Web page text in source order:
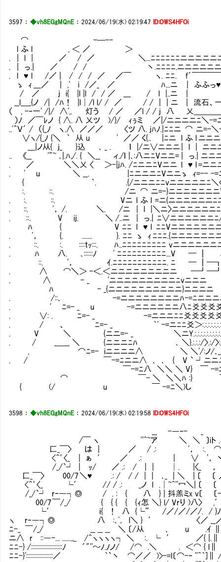
3597 ：◆vh8EGgMQnE ：2024/06/19(水) 02:19:47 ID:OWS4HFOi
⌒ -─--
l ふ l , ＜ ／ ＞
. | l | ／ / ／ ＼...ﾆﾆﾆﾆﾆﾆニニニニニニニ}'
. | っ.| ／ / / 丶.ﾆﾆﾆﾆ.ニニニニニニ=-/ニ
. l ♥ l /／ | / / / ／ ／￣ ヽ. ﾆﾆ. f´￣￣￣￣￣￣
ゝ ｨ ___／ | ,' i /／_ ／ ﾊ...ニ | ふふっ♥相変
/ ／ j i{ |l |l / / ／ ___ / l |..ニ |
__l＿_{ノ /| /ﾊ！ |l│/l l/ / ／ / / | | ニ | 流石、一発
（ , -‐一' /|/ ∧',. ㌘灯う㍉ / ／ ／l / / j 八 乂＿＿＿＿
）ﾉ ／￣ﾚノ { ∧. 八 乂ツ )/}/ ｨぅミⅥ ／|/ニニニニﾆ＼-=
..'＾Ｖ´ / （{_ﾉ ヽ.∧ ／／／ 〈ツ 八. ｊﾊﾉ.|ﾆﾆニ ⌒ ニ=-＼-
∨ヽ/{_ﾉ {＼ ｀ 从 u ' ／／ く{.. |ﾆニ l ふ l ニニニﾆ
___|ノ从{ j_ }込 ､ _ . ｌ |/ニ∨ニニニ | l | ニニニV
.. 《__ '"~ ､|.ﾊ,/. { ＼__ ィ./ｌ |､:八ニﾆVニニ= | っ.| ニニ
. ／ ＼＼乂 〈 ＞-|jﾊ. /ﾆニニﾆVニニ l ♥ l =ニニニ,-
. ' u ＼ __. |ﾆニニニﾆVニニゝ ｨ=-- -=ﾆ/ニ
{ ｀. .{/ニニニﾆﾆvニニニニニﾆ＼〈{ニ
:. ::. /ニ ⌒ ニ=-}ニニニニニニニV⌒-=
. :. ::. Vニ l ふ l =ニ{ニニニニニニﾆﾆ}ニ
. ::. '， /. ＼. /ニ | l |＼ニ〉ニニニニニニﾆ,ニ
. ::. V ij. ＼ /..ニ | っ.| ﾆ∨ニニニニニニﾆ/ニ
ﾊ { V ﾆﾆ l ♥ l ﾆﾆVニニニニニニニニニ
. '， {. ....... }. ﾆﾆ ゝ ｨ ﾆﾆﾆ.{ニニニニニニニニ
. ::. :. ::::tｯ:::. ﾊ..ﾆﾆﾆﾆﾆﾆﾆﾆﾆ vニニニニニニニ
. ﾊ 八. ､::::::ﾉ ' ﾆﾆﾆﾆﾆﾆﾆﾆﾆﾆ...V ━ ┃ ニニ
::. '， ｲ.ﾆﾆﾆﾆﾆﾆﾆﾆﾆﾆﾆ. ﾆ ━ ┃━┓
. ∧ ⌒＼＞ -＜.＜ニニニニニニニニニ
. ∧ - _ 'ニニニニニニニニニﾆvニニ
ﾊ - _{ニニニニニニニニニニ}ニニニ
. /::､ -=ニニニニニニニニﾊ-=ﾆニニニニﾆ
. ' ﾆ=- _ u -=ニニニニニニ八ﾆ爻爻爻爻ニ
. ∨: . ﾆ=- _ -=ニニニﾆﾆ爻爻爻爻爻／ニ＞
. / 、 ﾆ=- _ ｀ﾞ -=ニﾆﾆ爻＞
. V ＼ {ニニ=- _ ＼ニY.:.:.:.:.:.:.:.:.:.:./
. / _＿__ ＼ {ニニニﾆﾊ ､ ＼}.:.:.:/〉.:/〉://_ノ
, ⌒ﾆ=- iニニニニ∧ ＼ ＼'/:ノ/､_/__／
. / ￣-=ﾆニニ∧ ､ ､ { V ` ┘ニニニニニ
￣-=ﾆ八 ＼＼ ＼ V} ￣ -=ﾆニニニ
⌒ ￣- ＼ ＼＼ﾊ :} ￣-=ﾆニ
{ (/ u ￣ -=ﾆ＼)し ￣-=ﾆ
3598 ：◆vh8EGgMQnE ：2024/06/19(水) 02:19:58 ID:OWS4HFOi
__ -―‐- _
/￣ ヽ ''^~ア ＼ ＼ 〕iト .
匚_￣〉 は | ／ / .: '， :. ⌒
<＾゜〈_ | ぁ ′ ／ .: | ∨ '， 丶r
/_/`┘ | ｯ/ ／ .: / | | │. |〈_ ， )>く
匚_￣〉 00/7 ＼♥ .: / / / | | ､_ | ＼ | 〔 〔
<＾゜〈_ └′ // / .: _ノ l .│~^''冖＼|
/_/`┘ r‐―┐◎ / . : { Ⅵ 八 } | 抖羔ミx v〔
00/7 ￣/_/ { { { { {ｨ怎 ＼} l/ Vrり )八
└′ ｉ{ ！ 八 {└” /／/／/／/. / }ﾉ
ヽ r‐―┐◎ 八 :､ﾟ｡ l＼ } ′ 〈／ __
ﾆ-_ ￣/_/ __ __ __ ＼ 〔/从 ､ u .ｲ ∥ 〔
ニ∧ r㍉::―-... ......,,_ /＾ヽヽヽヽ┐ ＼ Ⅵ:. └ ′ ／{
ﾆﾆ-} /:::::::::::::::::::::ﾉ ´"''～ﾉ.ﾉノ/ /⌒ .＼ . ＜⌒ {
ﾆﾆ-}'::::::::::::::::::／ ｀`丶 ⌒／／ )>-=I〔⌒-‐ ''^｀